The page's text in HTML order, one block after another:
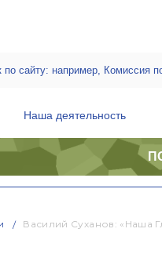
Наша деятельность
Василий Суханов: «Наша